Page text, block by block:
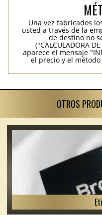
Una vez fabricados
usted a través de la
de destino no
("CALCULADORA
aparece el mensaje
el precio y el
OTROS